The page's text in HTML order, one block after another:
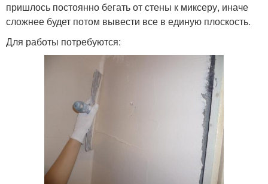
пришлось постоянно бегать от стены к миксеру, иначе
сложнее будет потом вывести все в единую плоскость.
Для работы потребуются: